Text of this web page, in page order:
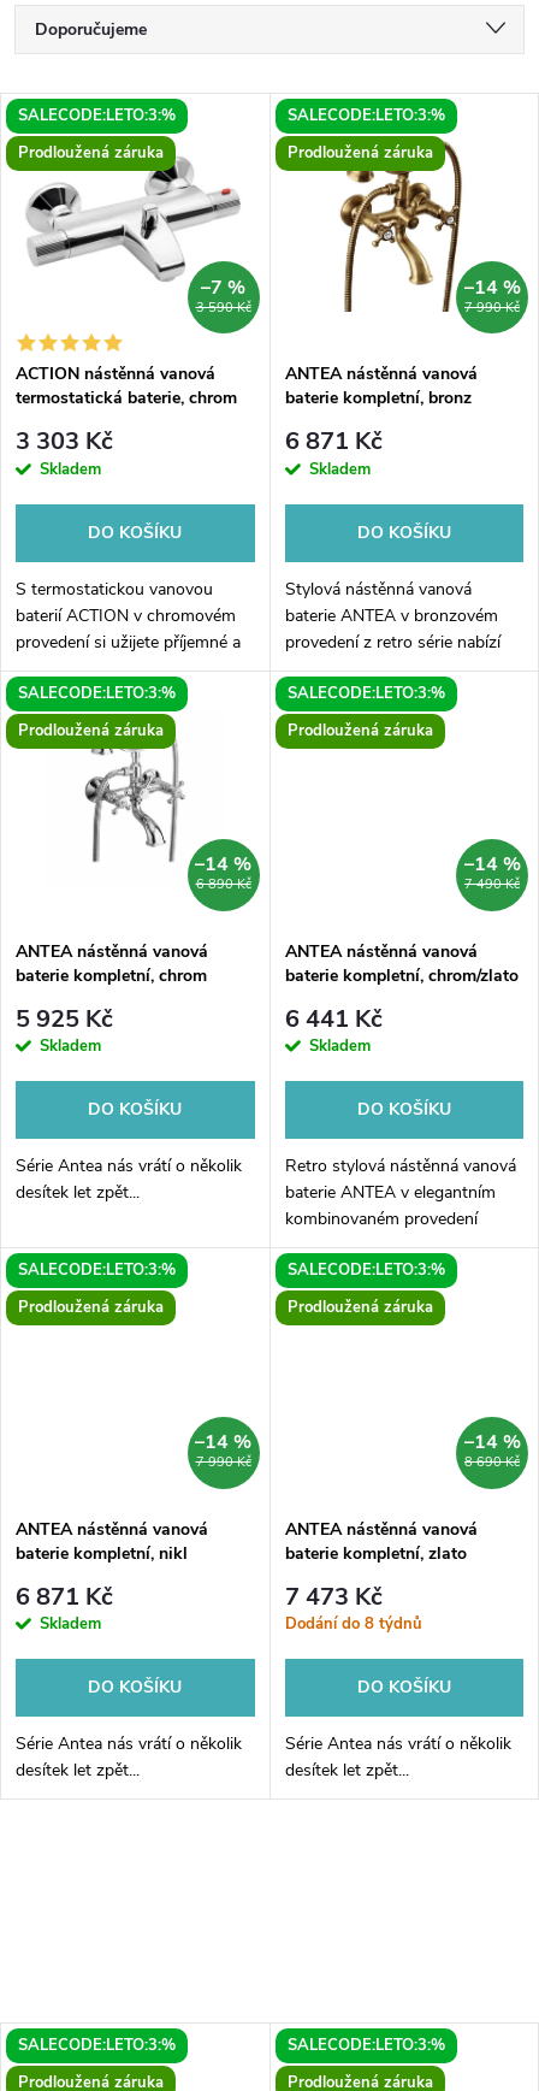
Ř
a
z
e
n
í
p
r
o
d
u
k
t
Doporučujeme
Nejdražší
Nejprodávanější
Abecedně
V
ý
p
s
p
r
d
u
k
SALECODE:LETO:3:%
Prodloužená záruka
3 590 Kč
–7 %
ACTION nástěnná vanová
termostatická baterie, chrom
3 303 Kč
Skladem
DO KOŠÍKU
S termostatickou vanovou
baterií ACTION v chromovém
provedení si užijete příjemné a
bezpečné koupání. Díky
termostatu se vždy snadno
nastaví optimální teplota vody,
která...
SALECODE:LETO:3:%
Prodloužená záruka
7 990 Kč
–14 %
ANTEA nástěnná vanová
baterie kompletní, bronz
6 871 Kč
Skladem
DO KOŠÍKU
Stylová nástěnná vanová
baterie ANTEA v bronzovém
provedení z retro série nabízí
vintage design vhodný pro
klasické i elegantní koupelny.
Kompletní sada je vyrobena z
odolného...
SALECODE:LETO:3:%
Prodloužená záruka
6 890 Kč
–14 %
ANTEA nástěnná vanová
baterie kompletní, chrom
5 925 Kč
Skladem
DO KOŠÍKU
Série Antea nás vrátí o několik
desítek let zpět...
SALECODE:LETO:3:%
Prodloužená záruka
7 490 Kč
–14 %
ANTEA nástěnná vanová
baterie kompletní, chrom/zlato
6 441 Kč
Skladem
DO KOŠÍKU
Retro stylová nástěnná vanová
baterie ANTEA v elegantním
kombinovaném provedení
chrom/zlato přináší atmosféru
minulých desetiletí do vaší
koupelny. S vysoce kvalitním
tělem z...
SALECODE:LETO:3:%
Prodloužená záruka
7 990 Kč
–14 %
ANTEA nástěnná vanová
baterie kompletní, nikl
6 871 Kč
Skladem
DO KOŠÍKU
Série Antea nás vrátí o několik
desítek let zpět...
SALECODE:LETO:3:%
Prodloužená záruka
8 690 Kč
–14 %
ANTEA nástěnná vanová
baterie kompletní, zlato
7 473 Kč
Dodání do 8 týdnů
DO KOŠÍKU
Série Antea nás vrátí o několik
desítek let zpět...
SALECODE:LETO:3:%
Prodloužená záruka
SALECODE:LETO:3:%
Prodloužená záruka